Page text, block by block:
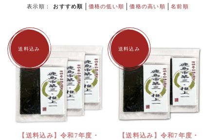
表示順： おすすめ順 価格の低い順 価格の高い順 名前順
【送料込み】令和7年度・
【送料込み】令和7年度・